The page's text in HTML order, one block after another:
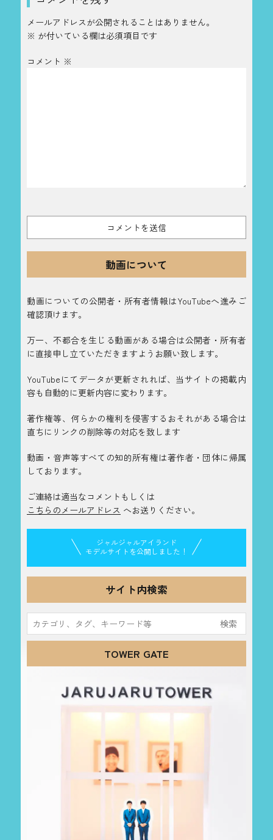
メールアドレスが公開されることはありません。
※ が付いている欄は必須項目です
コメント ※
動画について
動画についての公開者・所有者情報はYouTubeへ進みご
確認頂けます。
万一、不都合を生じる動画がある場合は公開者・所有者
に直接申し立ていただきますようお願い致します。
YouTubeにてデータが更新されれば、当サイトの掲載内
容も自動的に更新内容に変わります。
著作権等、何らかの権利を侵害するおそれがある場合は
直ちにリンクの削除等の対応を致します
動画・音声等すべての知的所有権は著作者・団体に帰属
しております。
ご連絡は適当なコメントもしくは
こちらのメールアドレス へお送りください。
ジャルジャルアイランド
モデルサイトを公開しました！
サイト内検索
索:
TOWER GATE